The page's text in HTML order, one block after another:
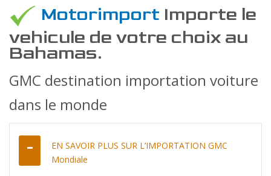
Motorimport Importe le
vehicule de votre choix au
Bahamas.
GMC destination importation voiture
dans le monde
EN SAVOIR PLUS SUR L’IMPORTATION GMC
Mondiale